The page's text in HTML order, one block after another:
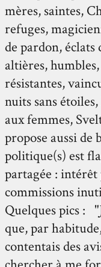
mères, saintes,
refuges,
de pardon, éclats
altières,
résistantes,
nuits sans
aux femmes,
propose aussi
politique(s) est
partagée :
commissions
Quelques pics :
que, par
contentais des